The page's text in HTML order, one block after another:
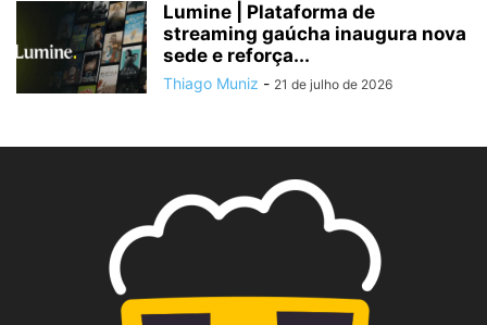
Lumine | Plataforma de
streaming gaúcha inaugura nova
sede e reforça...
Thiago Muniz - 21 de julho de 2026